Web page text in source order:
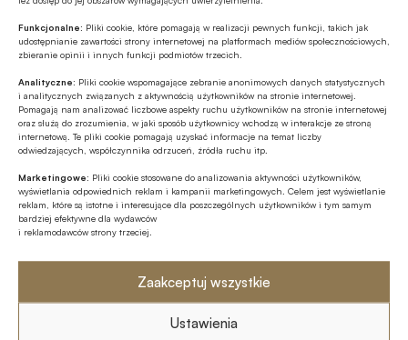
Funkcjonalne: Pliki cookie, które pomagają w realizacji pewnych funkcji, takich jak
udostępnianie zawartości strony internetowej na platformach mediów społecznościowych,
zbieranie opinii i innych funkcji podmiotów trzecich.
Analityczne: Pliki cookie wspomagające zebranie anonimowych danych statystycznych
i analitycznych związanych z aktywnością użytkowników na stronie internetowej.
Pomagają nam analizować liczbowe aspekty ruchu użytkowników na stronie internetowej
oraz służą do zrozumienia, w jaki sposób użytkownicy wchodzą w interakcje ze stroną
internetową. Te pliki cookie pomagają uzyskać informacje na temat liczby
odwiedzających, współczynnika odrzuceń, źródła ruchu itp.
Marketingowe: Pliki cookie stosowane do analizowania aktywności użytkowników,
wyświetlania odpowiednich reklam i kampanii marketingowych. Celem jest wyświetlanie
reklam, które są istotne i interesujące dla poszczególnych użytkowników i tym samym
bardziej efektywne dla wydawców
i reklamodawców strony trzeciej.
Zaakceptuj wszystkie
Ustawienia
Udostępnij
Tagi
Miesięcznik Finansowy BANK